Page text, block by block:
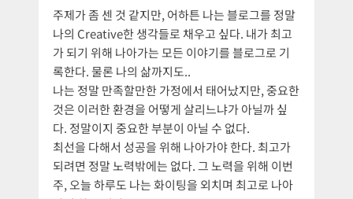
주제가 좀 센 것 같지만, 어하튼 나는 블로그를 정말
나의 Creative한 생각들로 채우고 싶다. 내가 최고
가 되기 위해 나아가는 모든 이야기를 블로그로 기
록한다. 물론 나의 삶까지도..
나는 정말 만족할만한 가정에서 태어났지만, 중요한
것은 이러한 환경을 어떻게 살리느냐가 아닐까 싶
다. 정말이지 중요한 부분이 아닐 수 없다.
최선을 다해서 성공을 위해 나아가야 한다. 최고가
되려면 정말 노력밖에는 없다. 그 노력을 위해 이번
주, 오늘 하루도 나는 화이팅을 외치며 최고로 나아